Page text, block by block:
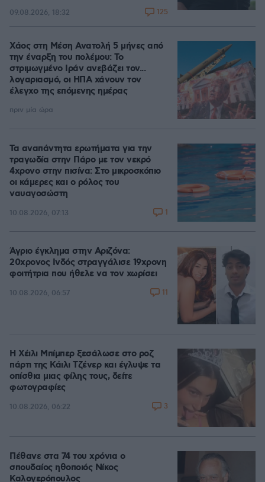
09.08.2026, 18:32 125
Χάος στη Μέση Ανατολή 5 μήνες από
την έναρξη του πολέμου: Το
στριμωγμένο Ιράν ανεβάζει τον...
λογαριασμό, οι ΗΠΑ χάνουν τον
έλεγχο της επόμενης ημέρας
πριν μία ώρα
Τα αναπάντητα ερωτήματα για την
τραγωδία στην Πάρο με τον νεκρό
4χρονο στην πισίνα: Στο μικροσκόπιο
οι κάμερες και ο ρόλος του
ναυαγοσώστη
10.08.2026, 07:13 1
Άγριο έγκλημα στην Αριζόνα:
20χρονος Ινδός στραγγάλισε 19χρονη
φοιτήτρια που ήθελε να τον χωρίσει
10.08.2026, 06:57 11
Η Χέιλι Μπίμπερ ξεσάλωσε στο ροζ
πάρτι της Κάιλι Τζένερ και έγλυψε τα
οπίσθια μιας φίλης τους, δείτε
φωτογραφίες
10.08.2026, 06:22 3
Πέθανε στα 74 του χρόνια ο
σπουδαίος ηθοποιός Νίκος
Καλογερόπουλος